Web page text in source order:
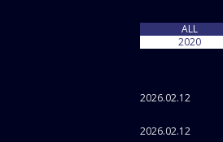
ALL
2020
2026.02.12
2026.02.12